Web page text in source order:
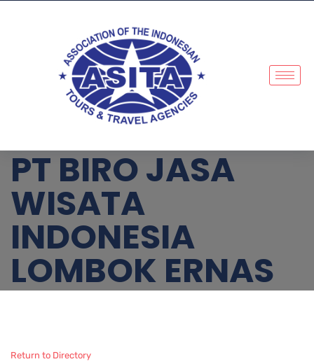
PT BIRO JASA
WISATA
INDONESIA
LOMBOK ERNAS
Return to Directory